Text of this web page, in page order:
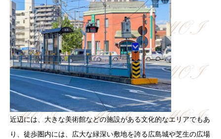
近辺には、大きな美術館などの施設がある文化的なエリアでもあ
り、徒歩圏内には、広大な緑深い敷地を誇る広島城や芝生の広場